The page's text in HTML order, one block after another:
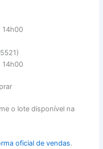
14h00
14h00
o lote disponível na
oficial de vendas.